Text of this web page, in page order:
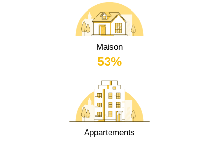
Maison
53%
Appartements